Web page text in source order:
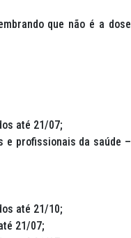
que não é a dose
até 21/07;
e profissionais da saúde –
até 21/10;
21/07;